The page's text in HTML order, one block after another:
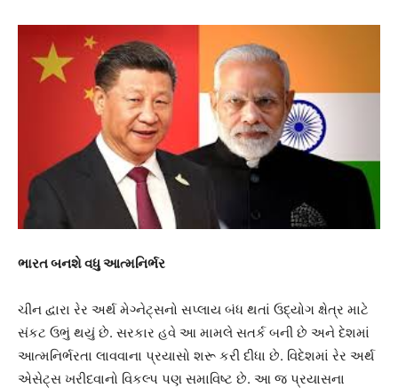
ભારત બનશે વધુ આત્મનિર્ભર
ચીન દ્વારા રેર અર્થ મેગ્નેટ્સનો સપ્લાય બંધ થતાં ઉદ્યોગ ક્ષેત્ર માટે
સંકટ ઉભું થયું છે. સરકાર હવે આ મામલે સતર્ક બની છે અને દેશમાં
આત્મનિર્ભરતા લાવવાના પ્રયાસો શરૂ કરી દીધા છે. વિદેશમાં રેર અર્થ
એસેટ્સ ખરીદવાનો વિકલ્પ પણ સમાવિષ્ટ છે. આ જ પ્રયાસના